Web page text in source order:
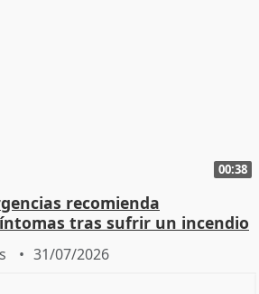
00:38
recomienda
tras sufrir un incendio
31/07/2026